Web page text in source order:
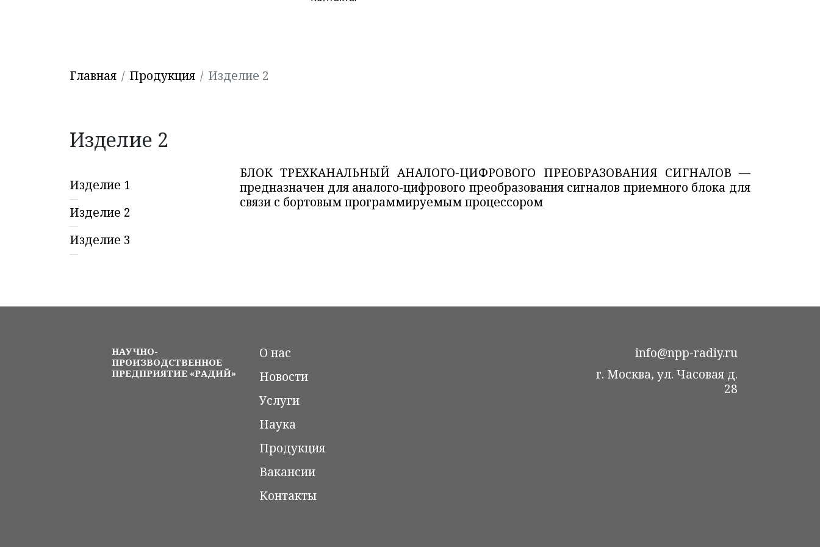
Главная Продукция Изделие 2
Изделие 2
Изделие 1
Изделие 2
Изделие 3
БЛОК ТРЕХКАНАЛЬНЫЙ АНАЛОГО-ЦИФРОВОГО ПРЕОБРАЗОВАНИЯ СИГНАЛОВ —
предназначен для аналого-цифрового преобразования сигналов приемного блока для
связи с бортовым программируемым процессором
НАУЧНО-
ПРОИЗВОДСТВЕННОЕ
ПРЕДПРИЯТИЕ «РАДИЙ»
О нас
Новости
Услуги
Наука
Продукция
Вакансии
Контакты
info@npp-radiy.ru
г. Москва, ул. Часовая д.
28